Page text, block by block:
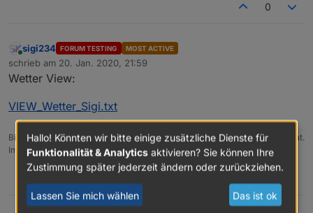
0
Online
sigi234 FORUM TESTING MOST ACTIVE
schrieb am 20. Jan. 2020, 21:59
zuletzt editiert von
Wetter View:
VIEW_Wetter_Sigi.txt
Bitte benutzt das Voting rechts unten im Beitrag wenn er euch geholfen hat.
Immer Daten sichern!
Hallo! Könnten wir bitte einige zusätzliche Dienste für
Funktionalität & Analytics aktivieren? Sie können Ihre
Zustimmung später jederzeit ändern oder zurückziehen.
Lassen Sie mich wählen Das ist ok